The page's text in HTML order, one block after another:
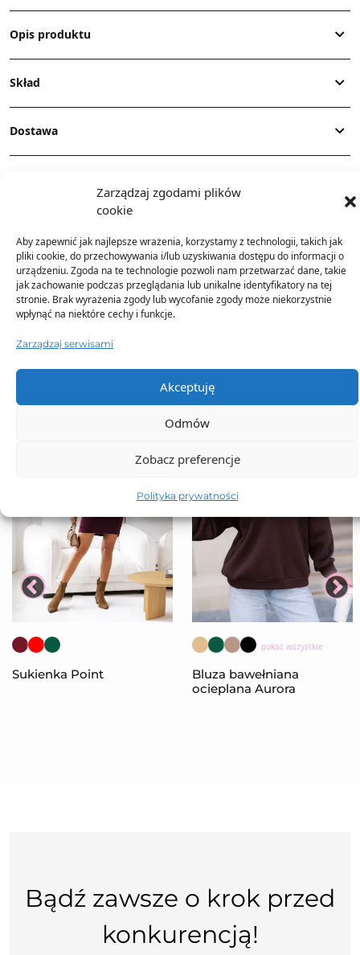
Zarządzaj zgodami plików
cookie
Aby zapewnić jak najlepsze wrażenia, korzystamy z technologii, takich jak
pliki cookie, do przechowywania i/lub uzyskiwania dostępu do informacji o
urządzeniu. Zgoda na te technologie pozwoli nam przetwarzać dane, takie
jak zachowanie podczas przeglądania lub unikalne identyfikatory na tej
stronie. Brak wyrażenia zgody lub wycofanie zgody może niekorzystnie
wpłynąć na niektóre cechy i funkcje.
Zarządzaj serwisami
Akceptuję
Odmów
Zobacz preferencje
Polityka prywatności
Opis produktu
Skład
Dostawa
TO SIĘ TERAZ SPRZEDAJE
Sukienka Point
pokaż wszystkie
Bluza bawełniana
ocieplana Aurora
Bądź zawsze o krok przed
konkurencją!